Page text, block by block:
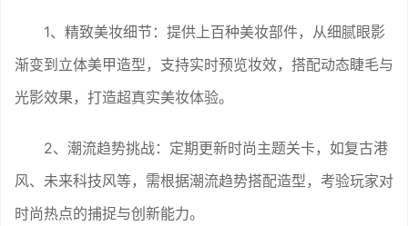
1、精致美妆细节：提供上百种美妆部件，从细腻眼影
渐变到立体美甲造型，支持实时预览妆效，搭配动态睫毛与
光影效果，打造超真实美妆体验。
2、潮流趋势挑战：定期更新时尚主题关卡，如复古港
风、未来科技风等，需根据潮流趋势搭配造型，考验玩家对
时尚热点的捕捉与创新能力。